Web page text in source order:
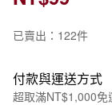
已賣出：122件
付款與運送方式
超取滿NT$1,000免